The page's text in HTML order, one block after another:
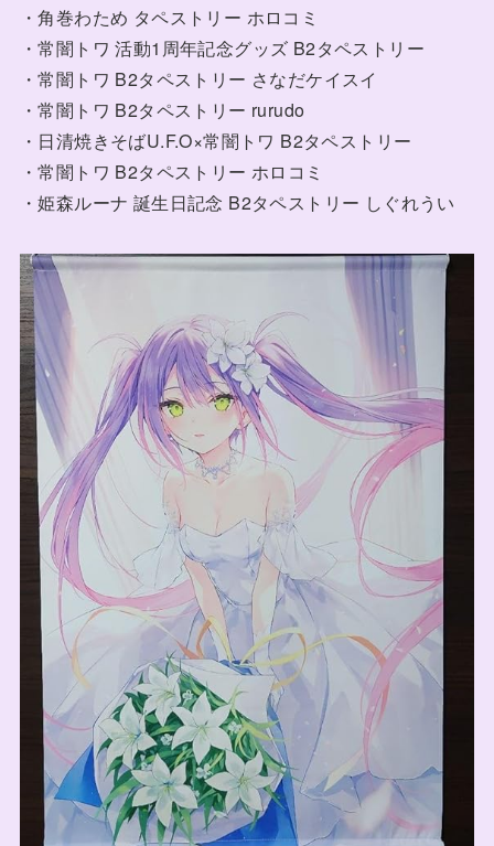
・角巻わため タペストリー ホロコミ
・常闇トワ 活動1周年記念グッズ B2タペストリー
・常闇トワ B2タペストリー さなだケイスイ
・常闇トワ B2タペストリー rurudo
・日清焼きそばU.F.O×常闇トワ B2タペストリー
・常闇トワ B2タペストリー ホロコミ
・姫森ルーナ 誕生日記念 B2タペストリー しぐれうい